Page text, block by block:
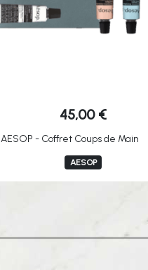
45,00 €
AESOP - Coffret Coups de Main
AESOP